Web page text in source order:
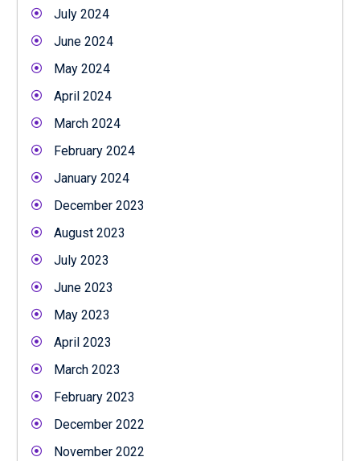
July 2024
June 2024
May 2024
April 2024
March 2024
February 2024
January 2024
December 2023
August 2023
July 2023
June 2023
May 2023
April 2023
March 2023
February 2023
December 2022
November 2022